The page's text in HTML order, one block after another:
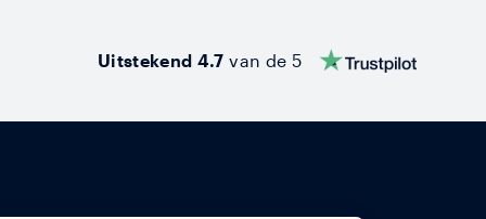
Uitstekend 4.7 van de 5